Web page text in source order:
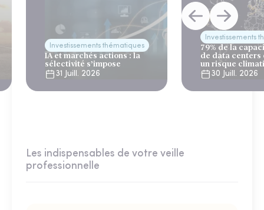
Investissements thématiques
IA et marchés actions : la
sélectivité s’impose
31 Juill. 2026
Investissements
79% de la
de data centers
un risque
30 Juill. 2026
Les indispensables de votre veille
professionnelle